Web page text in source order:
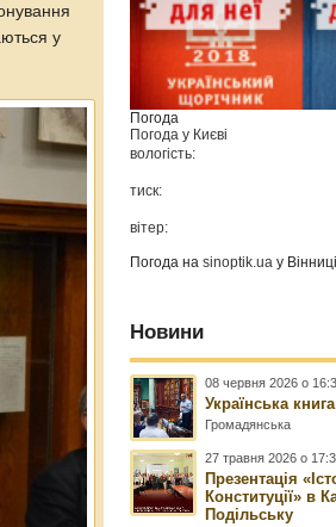
у
Погода
Погода у Києві
вологість:
тиск:
вітер:
Погода наsinoptik.ua у Вінниці
Новини
08 червня 2026 о
Українська
Громадянська
27 травня 2026 о
Презентація
Конституції» в
Подільську